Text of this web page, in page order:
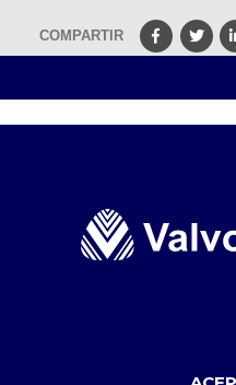
COMPARTIR